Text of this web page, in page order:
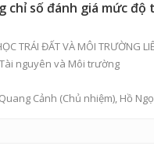
chỉ số đánh giá mức
TRÁI ĐẤT VÀ MÔI TRƯỜNG
nguyên và Môi trường
Cảnh (Chủ nhiệm), Hồ